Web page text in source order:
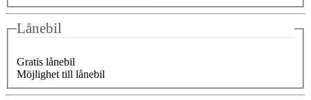
Lånebil
Gratis lånebil
Möjlighet till lånebil